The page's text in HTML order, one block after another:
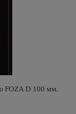
FOZA D 100 мм.